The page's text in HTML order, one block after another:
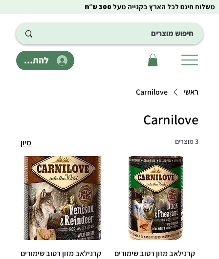
להתחבר
משלוח חינם לכל הארץ בקנייה מעל 300 ש״ח
ראשי Carnilove
Carnilove
3 מוצרים מיון
קרנילאב מזון רטוב שימורים
קרנילאב מזון רטוב שימורים